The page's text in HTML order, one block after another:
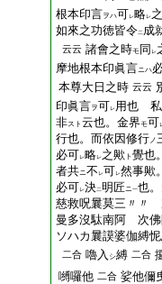
根本印言ヲハ可レ略レ
如來之功徳皆令二 成
云云 諸會之時モ 同 レ
摩地根本印眞言ニハ
本尊大日之時 云云
印眞言ヲ可レ用也 私
非スト 云也。金界モ可
行也。而依因修行ノ
必可レ略レ之歟 ト 覺也
者共ニ不 レ可レ然事歟
必可レ決二明匠ニ一也
慈救呪曩莫三〃〃
曼多沒駄南阿 次
ソハカ曩謨婆伽縛
二合 嚕入 シ縛 二合
嚩囉他 二合 娑他儞